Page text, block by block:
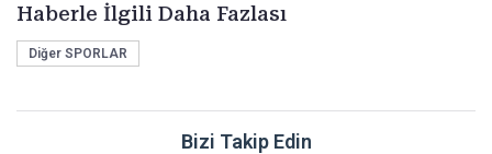
Haberle İlgili Daha Fazlası
Diğer SPORLAR
Bizi Takip Edin